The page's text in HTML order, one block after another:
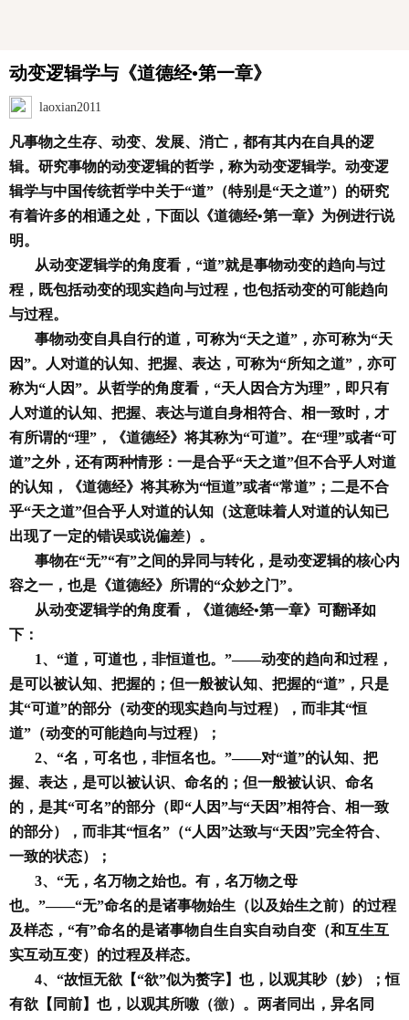
动变逻辑学与《道德经•第一章》
laoxian2011
凡事物之生存、动变、发展、消亡，都有其内在自具的逻
辑。研究事物的动变逻辑的哲学，称为动变逻辑学。动变逻
辑学与中国传统哲学中关于“道”（特别是“天之道”）的研究
有着许多的相通之处，下面以《道德经•第一章》为例进行说
明。
从动变逻辑学的角度看，“道”就是事物动变的趋向与过
程，既包括动变的现实趋向与过程，也包括动变的可能趋向
与过程。
事物动变自具自行的道，可称为“天之道”，亦可称为“天
因”。人对道的认知、把握、表达，可称为“所知之道”，亦可
称为“人因”。从哲学的角度看，“天人因合方为理”，即只有
人对道的认知、把握、表达与道自身相符合、相一致时，才
有所谓的“理”，《道德经》将其称为“可道”。在“理”或者“可
道”之外，还有两种情形：一是合乎“天之道”但不合乎人对道
的认知，《道德经》将其称为“恒道”或者“常道”；二是不合
乎“天之道”但合乎人对道的认知（这意味着人对道的认知已
出现了一定的错误或说偏差）。
事物在“无”“有”之间的异同与转化，是动变逻辑的核心内
容之一，也是《道德经》所谓的“众妙之门”。
从动变逻辑学的角度看，《道德经•第一章》可翻译如
下：
1、“道，可道也，非恒道也。”——动变的趋向和过程，
是可以被认知、把握的；但一般被认知、把握的“道”，只是
其“可道”的部分（动变的现实趋向与过程），而非其“恒
道”（动变的可能趋向与过程）；
2、“名，可名也，非恒名也。”——对“道”的认知、把
握、表达，是可以被认识、命名的；但一般被认识、命名
的，是其“可名”的部分（即“人因”与“天因”相符合、相一致
的部分），而非其“恒名”（“人因”达致与“天因”完全符合、
一致的状态）；
3、“无，名万物之始也。有，名万物之母
也。”——“无”命名的是诸事物始生（以及始生之前）的过程
及样态，“有”命名的是诸事物自生自实自动自变（和互生互
实互动互变）的过程及样态。
4、“故恒无欲【“欲”似为赘字】也，以观其眇（妙）；恒
有欲【同前】也，以观其所噭（徼）。两者同出，异名同